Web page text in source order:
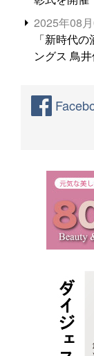
2025年08
「新時代
ングス 鳥